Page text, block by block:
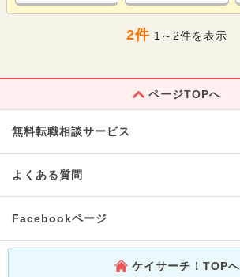
2件 1～2件を表示
ページTOPへ
無料転職相談サービス
よくある質問
Facebookページ
ケイサーチ！TOPへ